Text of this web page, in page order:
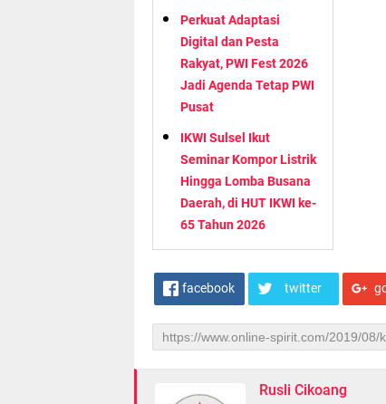
Perkuat Adaptasi
Digital dan Pesta
Rakyat, PWI Fest 2026
Jadi Agenda Tetap PWI
Pusat
IKWI Sulsel Ikut
Seminar Kompor Listrik
Hingga Lomba Busana
Daerah, di HUT IKWI ke-
65 Tahun 2026
facebook twitter
Rusli Cikoang